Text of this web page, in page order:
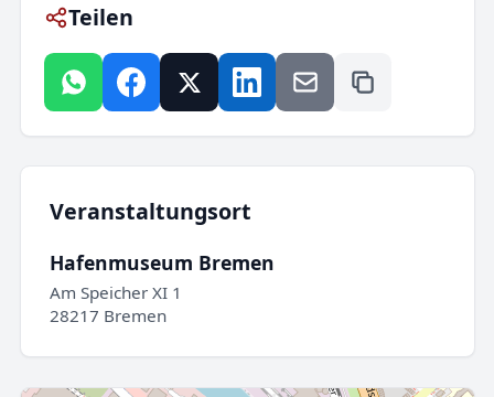
Teilen
Veranstaltungsort
Hafenmuseum Bremen
Am Speicher XI 1
28217 Bremen